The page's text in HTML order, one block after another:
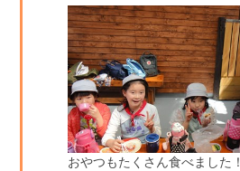
おやつもたくさん食べました！